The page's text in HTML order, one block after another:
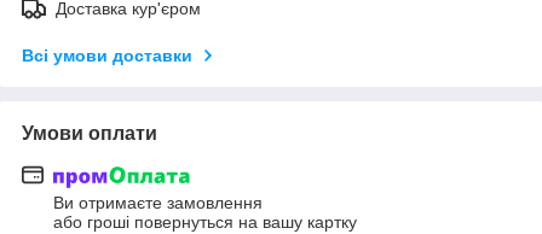
Доставка кур'єром
Всі умови доставки
Умови оплати
Ви отримаєте замовлення
або гроші повернуться на вашу картку